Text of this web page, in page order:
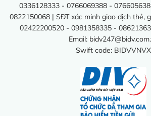
0336128333 - 0766069388 -
0822150068 | SĐT xác minh giao dịch thẻ,
02422200520 - 0981358335 -
Email:
Swift code: BIDVVNVX